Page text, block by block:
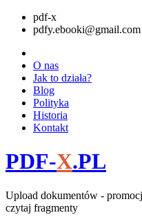
pdf-x
pdfy.ebooki@gmail.com
O nas
Jak to działa?
Blog
Polityka
Historia
Kontakt
PDF-X.PL
Upload dokumentów -
czytaj fragmenty